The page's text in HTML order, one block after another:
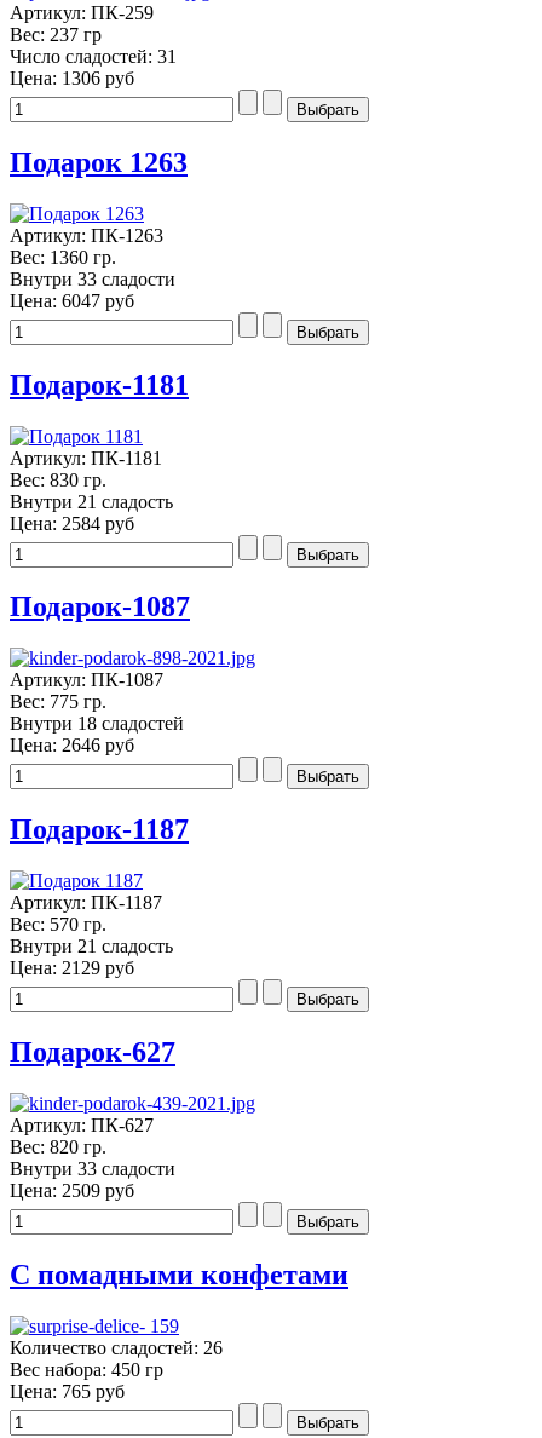
Артикул: ПК-259
Вес: 237 гр
Число сладостей: 31
Цена: 1306 руб
Подарок 1263
Артикул: ПК-1263
Вес: 1360 гр.
Внутри 33 сладости
Цена: 6047 руб
Подарок-1181
Артикул: ПК-1181
Вес: 830 гр.
Внутри 21 сладость
Цена: 2584 руб
Подарок-1087
Артикул: ПК-1087
Вес: 775 гр.
Внутри 18 сладостей
Цена: 2646 руб
Подарок-1187
Артикул: ПК-1187
Вес: 570 гр.
Внутри 21 сладость
Цена: 2129 руб
Подарок-627
Артикул: ПК-627
Вес: 820 гр.
Внутри 33 сладости
Цена: 2509 руб
С помадными конфетами
Количество сладостей: 26
Вес набора: 450 гр
Цена: 765 руб